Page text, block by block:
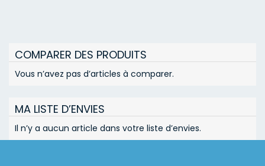
COMPARER DES PRODUITS
Vous n’avez pas d’articles à comparer.
MA LISTE D’ENVIES
Il n’y a aucun article dans votre liste d’envies.